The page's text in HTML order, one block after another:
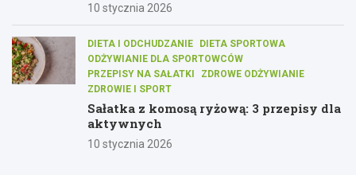
10 stycznia 2026
DIETA I ODCHUDZANIE
DIETA SPORTOWA
ODŻYWIANIE DLA SPORTOWCÓW
PRZEPISY NA SAŁATKI
ZDROWE ODŻYWIANIE
ZDROWIE I SPORT
Sałatka z komosą ryżową: 3 przepisy dla
aktywnych
10 stycznia 2026